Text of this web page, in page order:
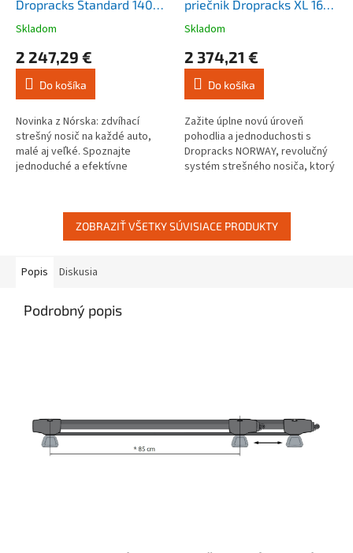
Dropracks Standard 140
CM
Priemerné
produktu
4,2
5
hviezdičiek.
Skladom
2 247,29 €
Do košíka
Novinka z Nórska: zdvíhací
strešný nosič na každé auto,
malé aj veľké. Spoznajte
jednoduché a efektívne
revolučným...
priečnik Dropracks XL 160
CM
Priemerné
produktu
4,4
5
hviezdičiek.
Skladom
2 374,21 €
Do košíka
Zažite úplne novú úroveň
pohodlia a jednoduchosti s
Dropracks NORWAY, revolučný
systém strešného nosiča, ktorý
rozdiel od tradičných...
ZOBRAZIŤ VŠETKY SÚVISIACE PRODUKTY
Popis Diskusia
Podrobný popis